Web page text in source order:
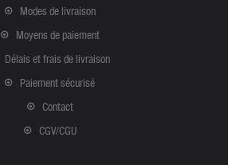
Modes de livraison
Moyens de paiement
Délais et frais de livraison
Paiement sécurisé
Contact
CGV/CGU